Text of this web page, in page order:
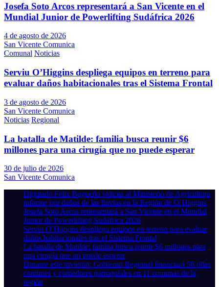
Josefa Soto Arcos representará a San Vicente en el
Mundial Junior de Powerlifting Sudáfrica 2026
4 de agosto de 2026
San Vicente Comunica
Comunal Noticias
Serviu O’Higgins despliega equipos en terreno para
evaluar daños habitacionales tras el Sistema Frontal
3 de agosto de 2026
San Vicente Comunica
Noticias Regional
La batalla de Matilde: familia busca reunir $6
millones para una cirugía que no puede esperar
30 de julio de 2026
San Vicente Comunica
Diputado Felix Bugueño solicita al Ministerio de Agricultura
informe por daños de las lluvias en la Región de O´Higgins
Josefa Soto Arcos representará a San Vicente en el Mundial
Junior de Powerlifting Sudáfrica 2026
Serviu O’Higgins despliega equipos en terreno para evaluar
daños habitacionales tras el Sistema Frontal
La batalla de Matilde: familia busca reunir $6 millones para
una cirugía que no puede esperar
Durante este invierno: Gobierno Regional financiará 56 ollas
comunes y comedores parroquiales en 11 comunas de la
región